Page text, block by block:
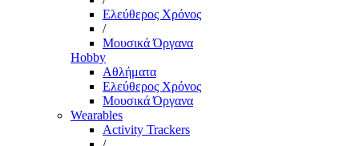
Ελεύθερος Χρόνος
/
Μουσικά Όργανα
Hobby
Αθλήματα
Ελεύθερος Χρόνος
Μουσικά Όργανα
Wearables
Activity Trackers